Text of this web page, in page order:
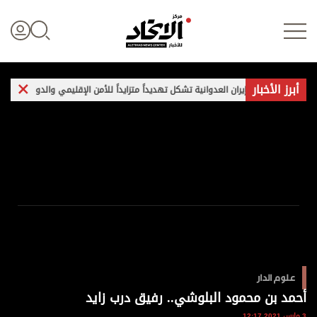
علوم الدار
الرياضة
أبرز الأخبار
إيران العدوانية تشكل تهديداً متزايداً للأمن الإقليمي والدولي
علوم الدار
أحمد بن محمود البلوشي.. رفيق درب زايد